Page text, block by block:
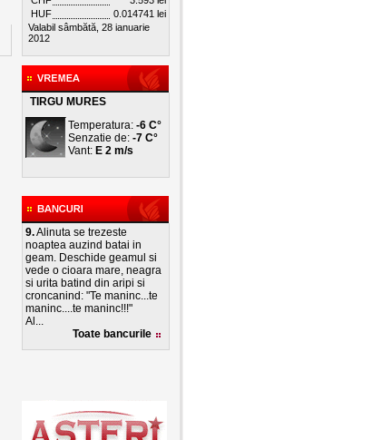
HUF
0.014741 lei
Valabil sâmbătă, 28 ianuarie
2012
TIRGU MURES
Temperatura: -6 C°
Senzatie de: -7 C°
Vant: E 2 m/s
9.Alinuta se trezeste
noaptea auzind batai in
geam. Deschide geamul si
vede o cioara mare, neagra
si urita batind din aripi si
croncanind: "Te maninc...te
maninc....te maninc!!!"
Al...
Toate bancurile